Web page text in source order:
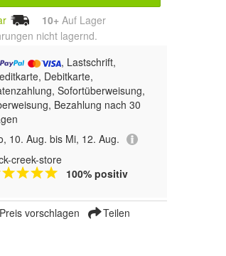
10+ Auf Lager
nicht lagernd.
, Lastschrift,
Debitkarte,
Sofortüberweisung,
Bezahlung nach 30
10. Aug. bis Mi, 12. Aug.
creek-store
100% positiv
Preis vorschlagen Teilen